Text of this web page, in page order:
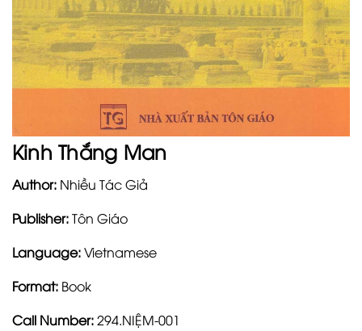
Kinh Thắng Man
Author: Nhiều Tác Giả
Publisher:Tôn Giáo
Language:Vietnamese
Format: Book
Call Number:294.NIỆM-001